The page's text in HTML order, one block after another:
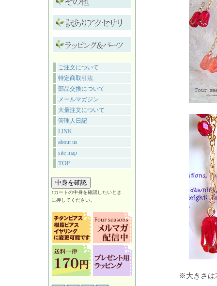
ご注文について
特定商取引法
部品交換について
メールマガジン
大量注文について
管理人日記
LINK
about us
site map
TOP
↑カートの中身を確認したいとき
に押してください。
※大きさは